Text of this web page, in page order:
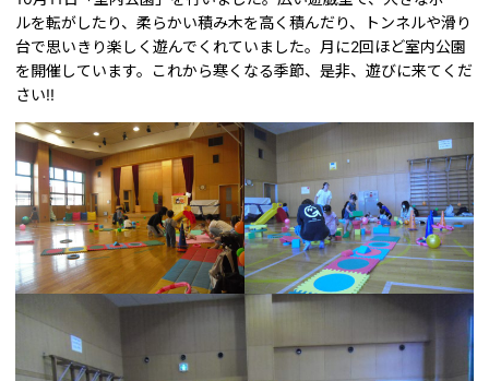
ルを転がしたり、柔らかい積み木を高く積んだり、トンネルや滑り
台で思いきり楽しく遊んでくれていました。月に2回ほど室内公園
を開催しています。これから寒くなる季節、是非、遊びに来てくだ
さい!!